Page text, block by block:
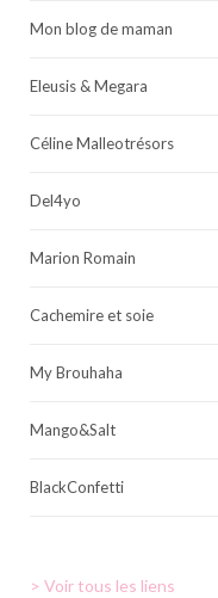
Mon blog de maman
Eleusis & Megara
Céline Malleotrésors
Del4yo
Marion Romain
Cachemire et soie
My Brouhaha
Mango&Salt
BlackConfetti
> Voir tous les liens